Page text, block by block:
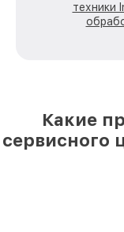
техники
Какие
сервисного